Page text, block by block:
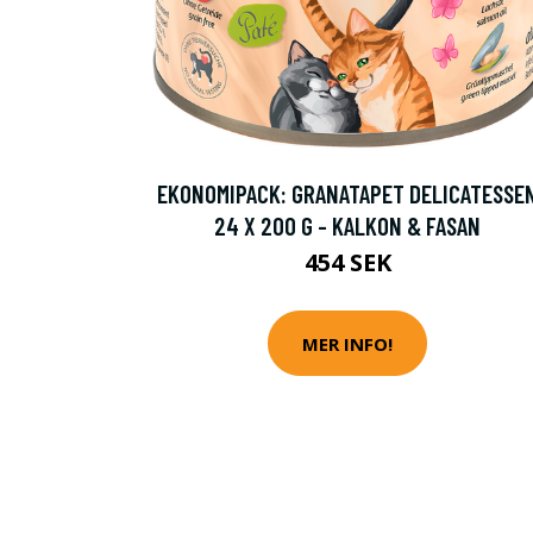
EKONOMIPACK: GRANATAPET
24 X 200 G - KALKON & FASAN
454 SEK
MER INFO!